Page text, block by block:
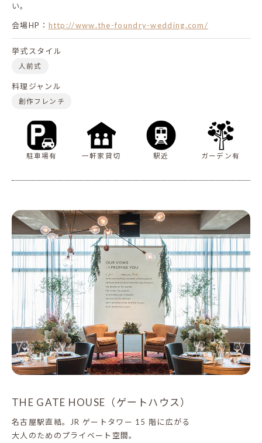
い。
会場HP： http://www.the-foundry-wedding.com/
挙式スタイル
人前式
料理ジャンル
創作フレンチ
駐車場有 一軒家貸切 駅近 ガーデン有
THE GATE HOUSE（ゲートハウス）
名古屋駅直結。JR ゲートタワー 15 階に広がる
大人のためのプライベート空間。